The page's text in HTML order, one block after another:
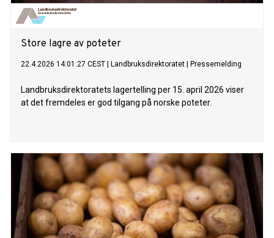
Store lagre av poteter
22.4.2026 14:01:27 CEST Landbruksdirektoratet Pressemelding
Landbruksdirektoratets lagertelling per 15. april 2026 viser
at det fremdeles er god tilgang på norske poteter.